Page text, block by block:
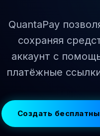
QuantaPay
сохраняя
аккаунт с
платёжные
Создать